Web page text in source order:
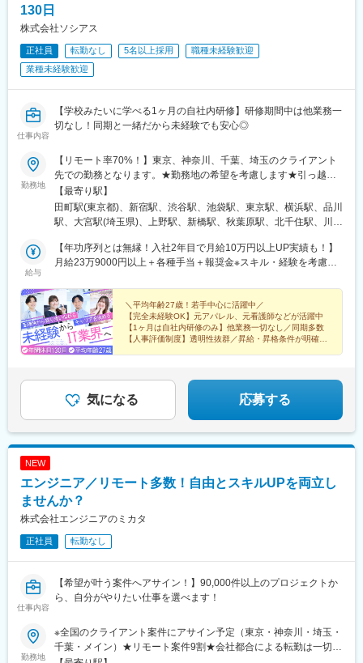
駅、阪東橋駅、関内駅、戸部駅、反町駅、三ツ沢上町駅、片倉町
県)、あざみ野駅、中山駅(神奈川県)、川和町駅、都筑ふれあいの
丘駅、北山田駅(神奈川県)、東山田駅、高田駅(神奈川県)、日吉本
町駅、日吉駅(神奈川県)、長田駅(大阪府)、中津駅(大阪府・阪急
駅、北新地駅、三ノ宮駅、淀屋橋駅、京橋駅(大阪府)、大阪ビジネ
スパーク駅、梅田駅(地下鉄)、東梅田駅、渡辺橋駅、関目高殿駅、
央駅(北大阪急行)、南方駅(大阪府)、大石駅、江坂駅、麻布十番
駅、堺筋本町駅、秋葉原駅、宮ノ前駅、新宿御苑前駅、溜池山王
駅、高島町駅、桜田門駅、蓮沼駅、吉祥寺駅、京成船橋駅、銀座
駅、飯田橋駅、代官山駅、大崎広小路駅、御成門駅、富士見ケ丘
駅、市川駅、新日本橋駅、鹿島田駅、祐天寺駅、馬喰横山駅、武
蔵小杉駅、汐留駅、新大久保駅、地下鉄成増駅、新高島平駅、新
宿駅(東京メトロ)、外苑前駅、千歳烏山駅、京急川崎駅、南新宿
駅、東京駅、大塚駅前駅、布田駅、西横浜駅、田原町駅(東京都)、
東池袋駅、二子新地駅、日比谷駅、京王八王子駅、半蔵門駅、高
乃木坂駅、永田町駅、北品川駅、ゆめが丘駅、南太田駅、黄金町
駅、日本大通り駅、桜木町駅、三ツ沢下町駅、中津駅(地下鉄)、大
阪難波駅、玉造駅、西梅田駅、三宮駅(神戸新交通)、なにわ橋駅、
大阪城北詰駅、中之島駅、関目成育駅、千里中央駅(大阪モノレー
ル)、西中島南方駅、摩耶駅、三宮駅(神戸市営)、心斎橋駅、岩本
駅、東海神駅、銀座一丁目駅、六本木一丁目駅、茗荷谷駅、市川
真間駅、馬喰町駅、内幸町駅、新宿西口駅、初台駅、竹橋駅、大
塚駅(東京都)、星川駅、稲荷町駅(東京都)、東池袋四丁目駅、信濃
町駅、泉岳寺駅、国立競技場駅、後楽園駅、立川南駅、蔵前駅、
馬車道駅、平沼橋駅、神奈川駅、なんば駅(南海線)、大阪梅田駅
130日
株式会社ソシアス
正社員 転勤なし 5名以上採用
職種未経験歓迎
業種未経験歓迎
仕事内容
【学校みたいに学べる1ヶ月の自社内研修】研修期間中は他業務一
切なし！同期と一緒だから未経験でも安心◎
勤務地
【リモート率70%！】東京、神奈川、千葉、埼玉のクライアント
先での勤務となります。★勤務地の希望を考慮します★引っ越し
を伴う転勤はありません■本社東京都港区三田3-2-8 THE PORTAL
MITA 3F＜アクセス＞・JR「田町駅」徒歩7分・都営三田線・都営
浅草線「三田駅」徒歩5分・都営大江戸線「赤羽橋駅」徒歩13分
月間は本社にて対面で研修を実施し、その後各プロジェクトへの
配属となりますがスキルを身につけていけば、ゆくゆくはリモー
ます！なお、現在は約30人が完全在宅ワーク、約100名が出社と
在宅を組み合わせたハイブリッドワークで活躍中です！※(変更の
範囲)上記を除く当社関連勤務地※フルリモートの場合は通勤不要
【最寄り駅】
田町駅(東京都)、新宿駅、渋谷駅、池袋駅、東京駅、横浜駅、品川
駅、大宮駅(埼玉県)、上野駅、新橋駅、秋葉原駅、北千住駅、川崎
船橋駅、船橋駅、目黒駅、恵比寿駅、五反田駅、大崎駅、有楽町
駅、浜松町駅、神田駅(東京都)、御茶ノ水駅、四ツ谷駅、飯田橋
都)、赤坂見附駅、溜池山王駅、新宿三丁目駅、新宿御苑前駅、
代々木駅、原宿駅、明治神宮前駅、三軒茶屋駅、下北沢駅、自由
が丘駅、中目黒駅、二子玉川駅、蒲田駅、大井町駅、武蔵小杉
駅、桜木町駅、関内駅、新横浜駅、戸塚駅、藤沢駅、辻堂駅、平
塚駅、柏駅、松戸駅、新松戸駅、浦和駅、南浦和駅、川口駅、赤
駅、豊洲駅、有明駅(東京都)、門前仲町駅、木場駅(東京都)、東陽
町駅、葛西駅、西葛西駅、小岩駅、市川駅、本八幡駅(都営線)、津
田沼駅、幕張本郷駅、海浜幕張駅、千葉駅、稲毛駅、西千葉駅、
都)、三ノ輪駅、田原町駅(東京都)、鶯谷駅、神保町駅、大手町駅
(東京都)、二重橋前駅、日比谷駅、内幸町駅、淡路町駅、小川町駅
(東京都)、竹橋駅、半蔵門駅、永田町駅、新大久保駅、西新宿駅、
都庁前駅、落合駅(東京都)、下落合駅、早稲田駅(東京メトロ)、神
楽坂駅、曙橋駅、牛込神楽坂駅、市ケ谷駅、広尾駅、代官山駅、
(東京都)、芝公園駅、虎ノ門駅、虎ノ門ヒルズ駅、大門駅(東京
都)、竹芝駅、汐留駅、神谷町駅、清澄白河駅、森下駅(東京都)、
潮見駅、越中島駅、東大島駅、大森駅(東京都)、大森町駅、平和島
駅、京急蒲田駅、糀谷駅、羽田空港第１・第２ターミナル駅(京
急)、羽田空港第３ターミナル駅(京急)、洗足池駅、雪が谷大塚
給与
【年功序列とは無縁！入社2年目で月給10万円以上UP実績も！】
月給23万9000円以上＋各種手当＋報奨金※スキル・経験を考慮の
含み、超過分は全額追加支給します＼人事評価専門部署あり！透
明度の高い人事評価制度◎／評価のタイミングは年2回。・保有資
格やスキル感などの【社内評価】・クライアント先からの【現場
評価】の2軸で評価を行っています！経験年数に関係なく昇格・昇
給しやすく、入社1年未満で主任に昇格、入社2年未満で月給が10
も！人事評価制度の透明度が高く「何をすれば昇格できるか」が
明確なのでモチベーションUPにも繋がります！＼年収UP例をご
紹介！／★【380万円UP】31歳／入社3年目年収640万円 ← 入社
前：年収260万円★【260万円UP】27歳／入社3年目年収500万円
← 入社前：年収240万円★【150万円UP】28歳／入社2年目年収
410万円 ← 入社前：年収260万円
＼平均年齢27歳！若手中心に活躍中／
【完全未経験OK】元アパレル、元看護師などが活躍中
【1ヶ月は自社内研修のみ】他業務一切なし／同期多数
【人事評価制度】透明性抜群／昇給・昇格条件が明確
気になる 応募する
NEW
エンジニア／リモート多数！自由とスキルUPを両立し
ませんか？
株式会社エンジニアのミカタ
正社員 転勤なし
仕事内容
【希望が叶う案件へアサイン！】90,000件以上のプロジェクトか
ら、自分がやりたい仕事を選べます！
勤務地
※全国のクライアント案件にアサイン予定（東京・神奈川・埼玉・
千葉・メイン）★リモート案件9割★会社都合による転勤は一切な